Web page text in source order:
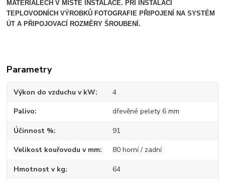
MATERIÁLECH V MÍSTĚ INSTALACE. PŘI INSTALACI
TEPLOVODNÍCH VÝROBKŮ FOTOGRAFIE PŘIPOJENÍ NA SYSTÉM
ÚT A PŘIPOJOVACÍ ROZMĚRY ŠROUBENÍ.
Parametry
Výkon do vzduchu v kW 4
Palivo dřevěné pelety 6 mm
Účinnost % 91
Velikost kouřovodu v mm 80 horní / zadní
Hmotnost v kg 64